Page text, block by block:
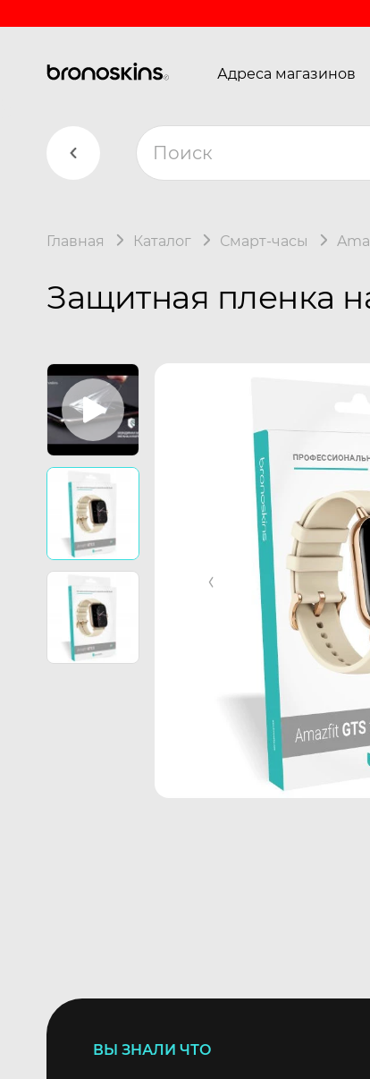
Адреса магазинов
Главная Каталог Смарт-часы
Защитная пленка
ВЫ ЗНАЛИ ЧТО